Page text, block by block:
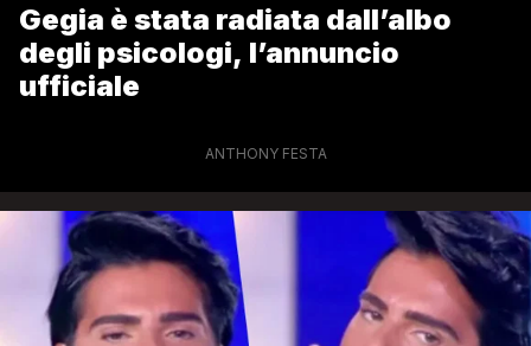
Gegia è stata radiata dall’albo
degli psicologi, l’annuncio
ufficiale
ANTHONY FESTA